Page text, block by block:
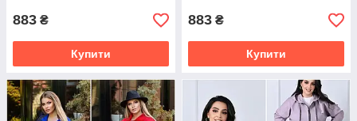
883 ₴
Купити
883 ₴
Купити